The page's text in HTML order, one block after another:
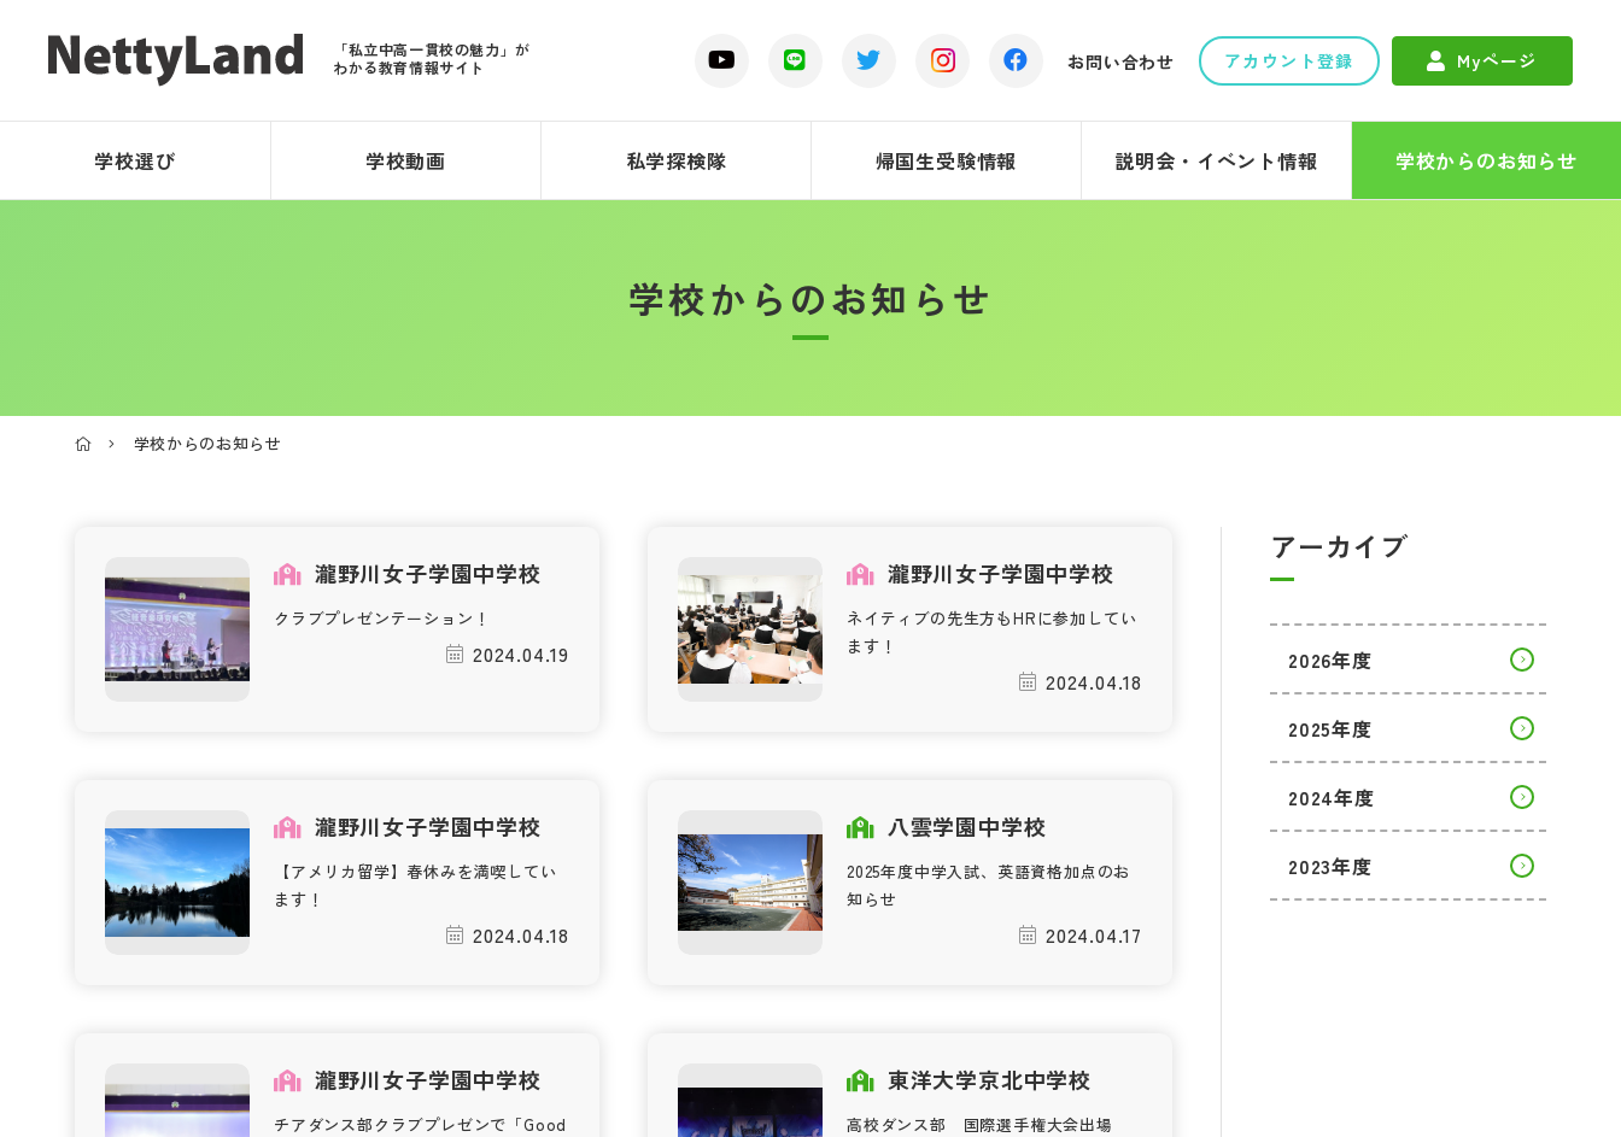
「私立中高一貫校の魅力」が
わかる教育情報サイト
お問い合わせ アカウント登録 Myページ
学校選び 学校動画 私学探検隊 帰国生受験情報 説明会・イベント情報 学校からのお知らせ
学校からのお知らせ
学校からのお知らせ
瀧野川女子学園中学校
クラブプレゼンテーション！
2024.04.19
瀧野川女子学園中学校
ネイティブの先生方もHRに参加してい
ます！
2024.04.18
瀧野川女子学園中学校
【アメリカ留学】春休みを満喫してい
ます！
2024.04.18
八雲学園中学校
2025年度中学入試、英語資格加点のお
知らせ
2024.04.17
瀧野川女子学園中学校
チアダンス部クラブプレゼンで「Good
東洋大学京北中学校
高校ダンス部 国際選手権大会出場
アーカイブ
2026年度
2025年度
2024年度
2023年度